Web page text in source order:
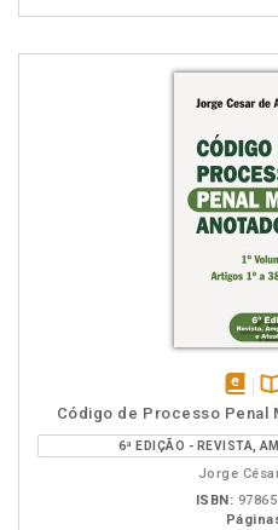
em
eBook
Código de Processo Penal
6ª EDIÇÃO - REVISTA,
Jorge
ISBN: